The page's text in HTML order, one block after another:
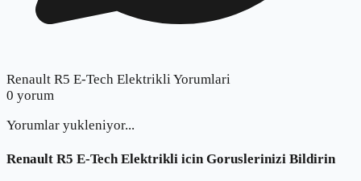
Renault R5 E-Tech Elektrikli Yorumlari
0 yorum
Yorumlar yukleniyor...
Renault R5 E-Tech Elektrikli icin Goruslerinizi Bildirin